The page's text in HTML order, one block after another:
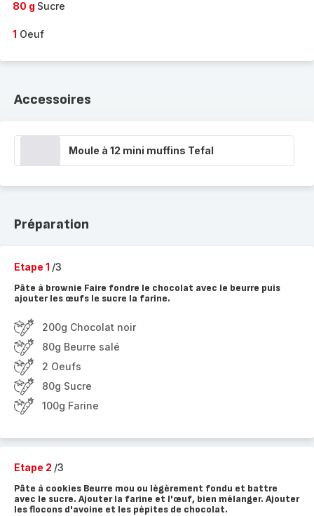
80 g Sucre
1 Oeuf
Accessoires
Moule à 12 mini muffins Tefal
Préparation
Etape 1 /3
Pâte à brownie Faire fondre le chocolat avec le beurre puis
ajouter les œufs le sucre la farine.
200g Chocolat noir
80g Beurre salé
2 Oeufs
80g Sucre
100g Farine
Etape 2 /3
Pâte à cookies Beurre mou ou légèrement fondu et battre
avec le sucre. Ajouter la farine et l'œuf, bien mélanger. Ajouter
les flocons d'avoine et les pépites de chocolat.